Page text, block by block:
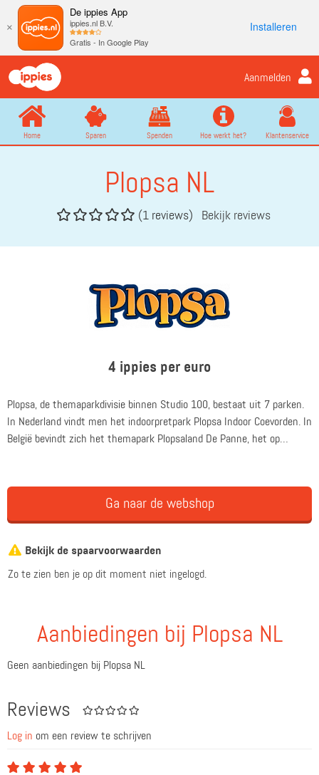
×
De ippies App
ippies.nl B.V.
Gratis - In Google Play
Installeren
Aanmelden
Home Sparen Spenden Hoe werkt het? Klantenservice
Plopsa NL
(1 reviews) Bekijk reviews
4 ippies per euro
Plopsa, de themaparkdivisie binnen Studio 100, bestaat uit 7 parken.
In Nederland vindt men het indoorpretpark Plopsa Indoor Coevorden. In
België bevindt zich het themapark Plopsaland De Panne, het op
Ardennen. Vlakbij Mannheim in Duitsland ligt het Plopsa-park Holiday
Park en in september 2018 is ook het eerste Plopsa-park geopend in
Polen, onder de naam Majaland Kownaty. De Plopsa-parken
combineren de magie van de Studio 100-figuren met het plezier van
vele topattracties in een unieke omgeving.
Ga naar de webshop
Bekijk de spaarvoorwaarden
Zo te zien ben je op dit moment niet ingelogd.
Aanbiedingen bij Plopsa NL
Geen aanbiedingen bij Plopsa NL
Reviews
Log in om een review te schrijven